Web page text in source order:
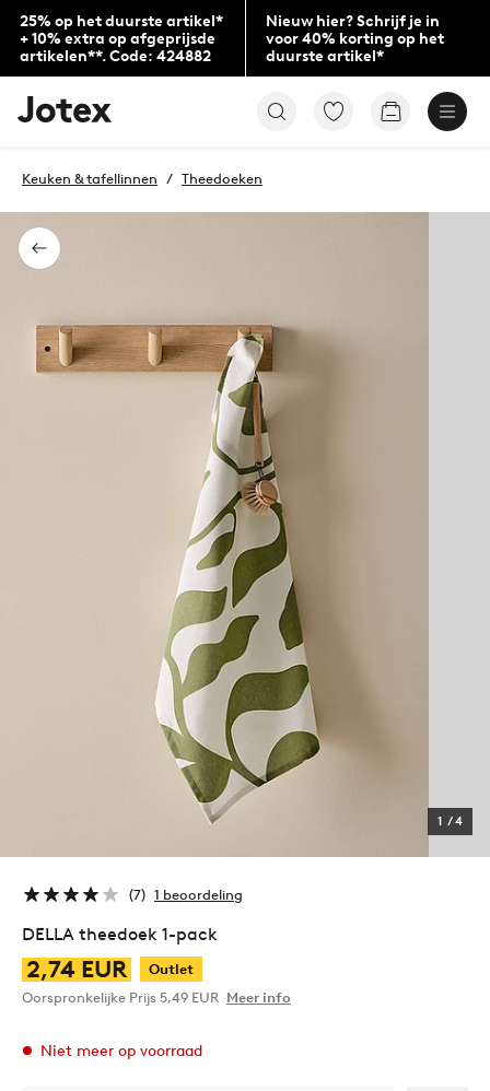
25% op het duurste artikel*
+ 10% extra op afgeprijsde
artikelen**. Code: 424882
Nieuw hier? Schrijf je in
voor 40% korting op het
duurste artikel*
Jotex
logo
to
home
page
Ga
Go
Terug
Keuken & tafellinnen Theedoeken
1 /4
7 1 beoordeling
DELLA theedoek 1-pack
2,74 EUR
Outlet
Oorspronkelijke Prijs 5,49 EUR Meer info
Niet meer op voorraad